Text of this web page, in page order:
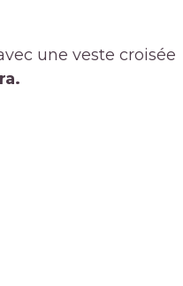
une veste croisée